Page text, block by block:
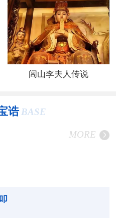
闾山李夫人传说
诰 BASE
MORE